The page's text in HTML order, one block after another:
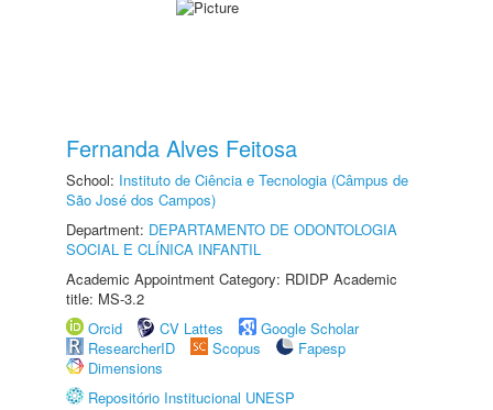
Fernanda Alves Feitosa
School: Instituto de Ciência e Tecnologia (Câmpus de
São José dos Campos)
Department: DEPARTAMENTO DE ODONTOLOGIA
SOCIAL E CLÍNICA INFANTIL
Academic Appointment Category: RDIDP Academic
title: MS-3.2
Orcid
CV Lattes
Google Scholar
ResearcherID
Scopus
Fapesp
Dimensions
Repositório Institucional UNESP